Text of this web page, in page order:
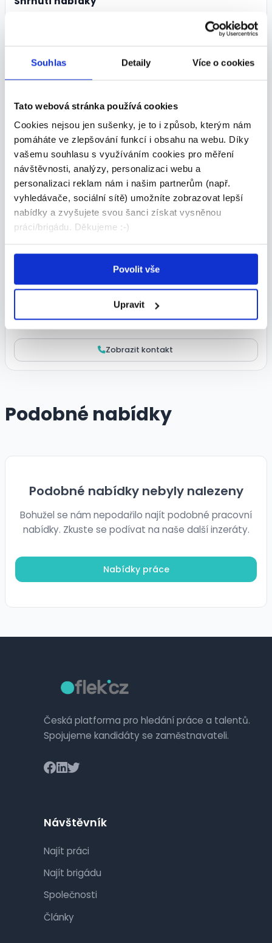
Souhlas Detaily Více o cookies
Tato webová stránka používá cookies
Cookies nejsou jen sušenky, je to i způsob, kterým nám
pomáháte ve zlepšování funkcí i obsahu na webu. Díky
vašemu souhlasu s využíváním cookies pro měření
návštěvnosti, analýzy, personalizaci webu a
personalizaci reklam nám i našim partnerům (např.
vyhledávače, sociální sítě) umožníte zobrazovat lepší
nabídky a zvyšujete svou šanci získat vysněnou
práci/brigádu. Děkujeme :-)
Povolit vše
Upravit
MZDA:
ÚVAZEK:
Plný, Zkrácený
MÍSTO VÝKONU:
Zlín, Na Požáře 144, Zlín
TERMÍN NÁSTUPU:
Kontaktní osoba
Tereza Mikelová Císařová
Zobrazit kontakt
Podobné nabídky
Podobné nabídky nebyly nalezeny
Bohužel se nám nepodařilo najít podobné pracovní
nabídky. Zkuste se podívat na naše další inzeráty.
Nabídky práce
Česká platforma pro hledání práce a talentů.
Spojujeme kandidáty se zaměstnavateli.
Návštěvník
Najít práci
Najít brigádu
Společnosti
Články